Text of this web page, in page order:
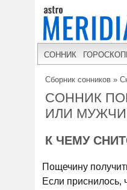
СОННИК
Сборник сонников »
СОННИК
ИЛИ
К ЧЕМУ
Пощечину
Если приснилось,